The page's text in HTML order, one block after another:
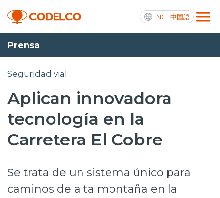
ENG 中国語
Transparencia activa
Sustentabilidad
Innovación
Prensa
Seguridad vial:
Aplican innovadora
tecnología en la
Carretera El Cobre
Se trata de un sistema único para
caminos de alta montaña en la